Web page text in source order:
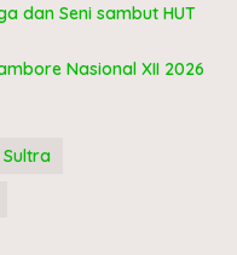
dan Seni sambut HUT
Nasional XII 2026
Sultra